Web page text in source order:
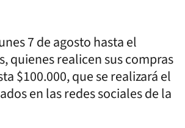
7 de agosto hasta el
quienes realicen sus compras
$100.000, que se realizará el
en las redes sociales de la